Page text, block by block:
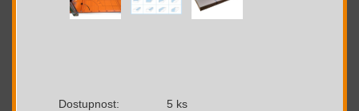
Dostupnost:
5 ks